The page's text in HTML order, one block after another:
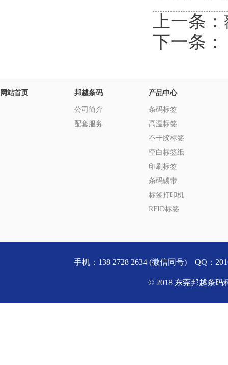
上一条：
下一条：
网站首页 邦越条码
公司简介
配套服务
产品中心
条码标签
高温标签
不干胶标签
空白标签纸
印刷标签
条码碳带
标签打印机
RFID标签
手机：138 2728 2634 (微信同号) QQ：
© 2018 东莞邦越条码